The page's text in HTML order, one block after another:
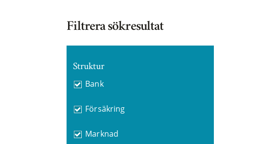
Filtrera sökresultat
Struktur
Bank
Försäkring
Marknad